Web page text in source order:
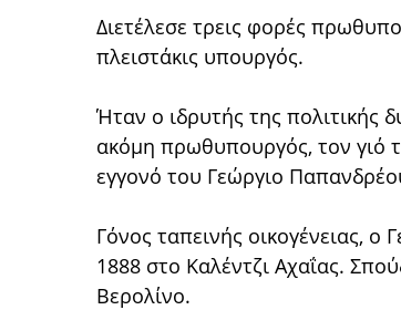
Διετέλεσε τρεις φορές
πλειστάκις υπουργός.
Ήταν ο ιδρυτής της
ακόμη πρωθυπουργός, τον γιό
εγγονό του Γεώργιο
Γόνος ταπεινής οικογένειας,
1888 στο Καλέντζι Αχαΐας.
Βερολίνο.